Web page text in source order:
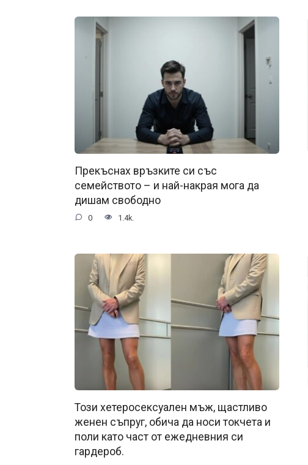
Прекъснах връзките си със
семейството – и най-накрая мога да
дишам свободно
0 1.4k.
Този хетеросексуален мъж, щастливо
женен съпруг, обича да носи токчета и
поли като част от ежедневния си
гардероб.